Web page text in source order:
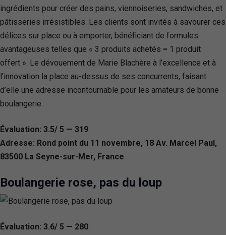
ingrédients pour créer des pains, viennoiseries, sandwiches, et
pâtisseries irrésistibles. Les clients sont invités à savourer ces
délices sur place ou à emporter, bénéficiant de formules
avantageuses telles que « 3 produits achetés = 1 produit
offert ». Le dévouement de Marie Blachère à l’excellence et à
l’innovation la place au-dessus de ses concurrents, faisant
d’elle une adresse incontournable pour les amateurs de bonne
boulangerie.
Évaluation: 3.5/ 5 — 319
Adresse: Rond point du 11 novembre, 18 Av. Marcel Paul,
83500 La Seyne-sur-Mer, France
Boulangerie rose, pas du loup
Évaluation: 3.6/ 5 — 280